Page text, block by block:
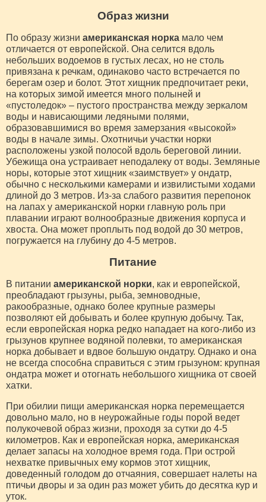
Образ жизни
По образу жизни американская норка мало чем
отличается от европейской. Она селится вдоль
небольших водоемов в густых лесах, но не столь
привязана к речкам, одинаково часто встречается по
берегам озер и болот. Этот хищник предпочитает реки,
на которых зимой имеется много полыней и
«пустоледок» – пустого пространства между зеркалом
воды и нависающими ледяными полями,
образовавшимися во время замерзания «высокой»
воды в начале зимы. Охотничьи участки норки
расположены узкой полосой вдоль береговой линии.
Убежища она устраивает неподалеку от воды. Земляные
норы, которые этот хищник «заимствует» у ондатр,
обычно с несколькими камерами и извилистыми ходами
длиной до 3 метров. Из-за слабого развития перепонок
на лапах у американской норки главную роль при
плавании играют волнообразные движения корпуса и
хвоста. Она может проплыть под водой до 30 метров,
погружается на глубину до 4-5 метров.
Питание
В питании американской норки, как и европейской,
преобладают грызуны, рыба, земноводные,
ракообразные, однако более крупные размеры
позволяют ей добывать и более крупную добычу. Так,
если европейская норка редко нападает на кого-либо из
грызунов крупнее водяной полевки, то американская
норка добывает и вдвое большую ондатру. Однако и она
не всегда способна справиться с этим грызуном: крупная
ондатра может и отогнать небольшого хищника от своей
хатки.
При обилии пищи американская норка перемещается
довольно мало, но в неурожайные годы порой ведет
полукочевой образ жизни, проходя за сутки до 4-5
километров. Как и европейская норка, американская
делает запасы на холодное время года. При острой
нехватке привычных ему кормов этот хищник,
доведенный голодом до отчаяния, совершает налеты на
птичьи дворы и за один раз может убить до десятка кур и
уток.